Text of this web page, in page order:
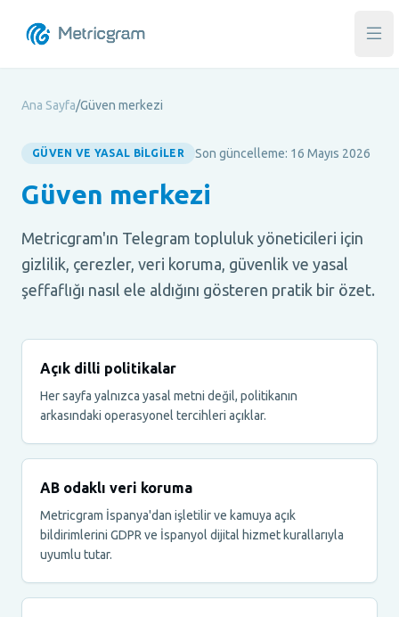
Ana Sayfa/Güven merkezi
GÜVEN VE YASAL BILGILER Son güncelleme: 16 Mayıs 2026
Güven merkezi
Metricgram'ın Telegram topluluk yöneticileri için
gizlilik, çerezler, veri koruma, güvenlik ve yasal
şeffaflığı nasıl ele aldığını gösteren pratik bir özet.
Açık dilli politikalar
Her sayfa yalnızca yasal metni değil, politikanın
arkasındaki operasyonel tercihleri açıklar.
AB odaklı veri koruma
Metricgram İspanya'dan işletilir ve kamuya açık
bildirimlerini GDPR ve İspanyol dijital hizmet kurallarıyla
uyumlu tutar.